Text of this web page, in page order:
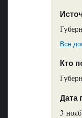
Все
Кто
Дата
3